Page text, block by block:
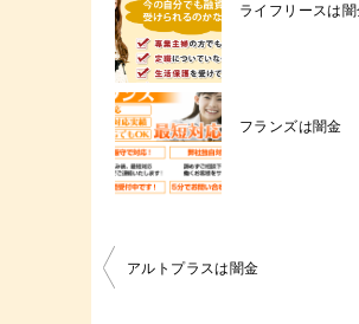
ライフリースは
フランズは闇金
投
アルトプラスは闇金